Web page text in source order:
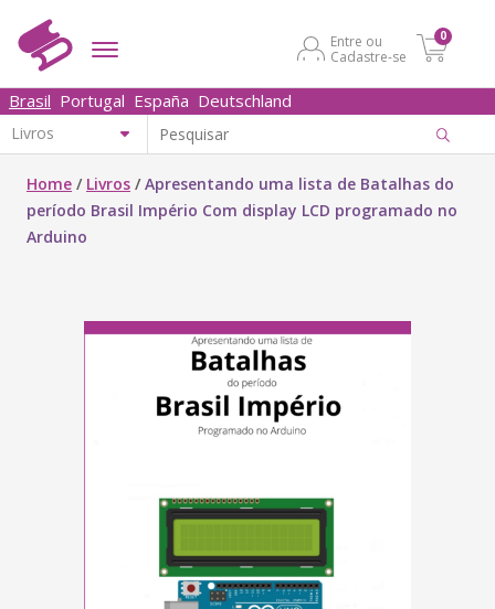
Entre ou
Cadastre-se
0
Brasil Portugal España Deutschland
Home / Livros /Apresentando uma lista de Batalhas do
período Brasil Império Com display LCD programado no
Arduino